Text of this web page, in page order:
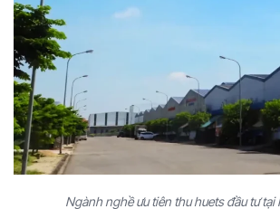
Ngành nghề ưu tiên thu huets đầu tư tại